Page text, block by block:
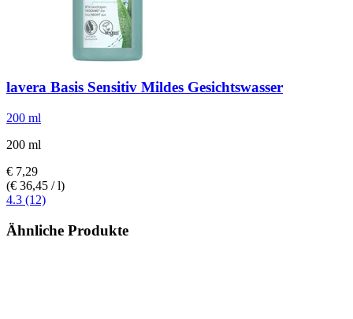
lavera Basis Sensitiv Mildes Gesichtswasser
200 ml
200 ml
€ 7,29
(€ 36,45 / l)
4.3 (12)
Ähnliche Produkte